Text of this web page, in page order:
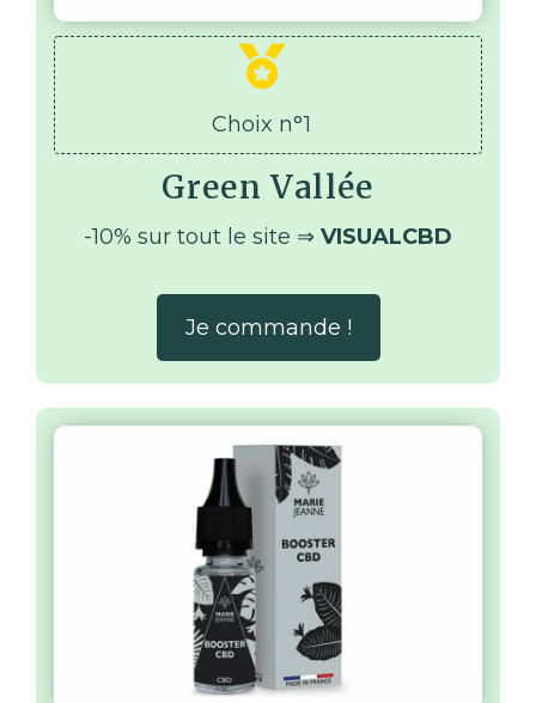
Choix n°1
Green Vallée
-10% sur tout le site ⇒ VISUALCBD
Je commande !